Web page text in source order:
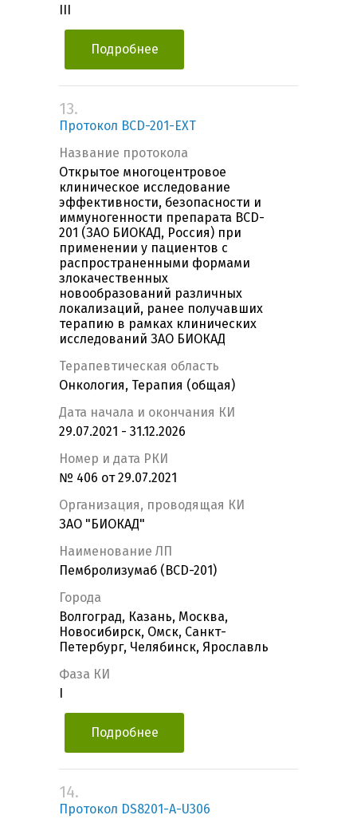
Подробнее
13.
Протокол BCD-201-EXT
Название протокола
Открытое многоцентровое
клиническое исследование
эффективности, безопасности и
иммуногенности препарата BCD-
201 (ЗАО БИОКАД, Россия) при
применении у пациентов с
распространенными формами
злокачественных
новообразований различных
локализаций, ранее получавших
терапию в рамках клинических
исследований ЗАО БИОКАД
Терапевтическая область
Онкология, Терапия (общая)
Дата начала и окончания КИ
29.07.2021 - 31.12.2026
Номер и дата РКИ
№ 406 от 29.07.2021
Организация, проводящая КИ
ЗАО "БИОКАД"
Наименование ЛП
Пембролизумаб (BCD-201)
Города
Волгоград, Казань, Москва,
Новосибирск, Омск, Санкт-
Петербург, Челябинск, Ярославль
Фаза КИ
Подробнее
14.
Протокол DS8201-A-U306